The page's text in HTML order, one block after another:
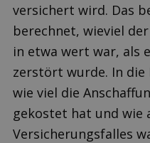
versichert wird. Das
berechnet, wieviel
in etwa wert war, als
zerstört wurde. In die
wie viel die
gekostet hat und wie
Versicherungsfalles